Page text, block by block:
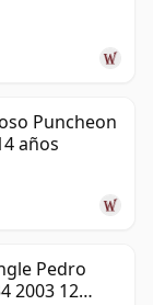
Puncheon
años
Pedro
2003 12